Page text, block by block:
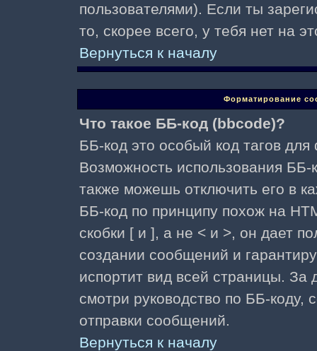
пользователями). Если ты
то, скорее всего, у тебя нет на
Вернуться к началу
Форматирование
Что такое ББ-код (bbcode)?
ББ-код это особый код тагов
Возможность использования
также можешь отключить его в
ББ-код по принципу похож на
скобки [ и ], а не < и >, он дает
создании сообщений и
испортит вид всей страницы.
смотри руководство по ББ-коду,
отправки сообщений.
Вернуться к началу